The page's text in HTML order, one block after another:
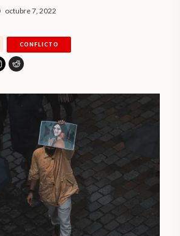
octubre 7, 2022
CONFLICTO